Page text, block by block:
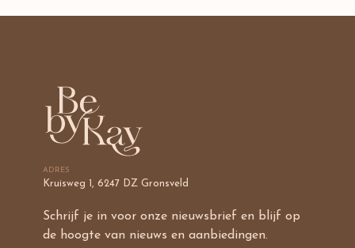
ADRES
Kruisweg 1, 6247 DZ Gronsveld
Schrijf je in voor onze nieuwsbrief en blijf op
de hoogte van nieuws en aanbiedingen.